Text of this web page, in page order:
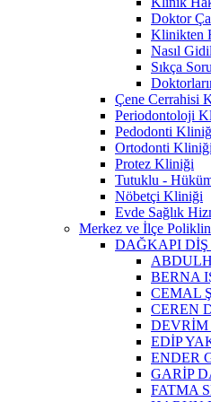
Doktor
Klinikten
Nasıl
Sıkça
Çene Cerrahisi
Periodontoloji
Pedodonti
Ortodonti Kliniği
Protez Kliniği
Tutuklu -
Nöbetçi Kliniği
Evde Sağlık
Merkez ve İlçe
DAĞKAPI
BERNA
CEMAL
CEREN
DEVRİM
EDİP
ENDER
GARİP
FATMA